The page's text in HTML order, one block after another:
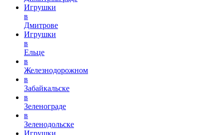
Игрушки
в
Дмитрове
Игрушки
в
Ельце
в
Железнодорожном
в
Забайкальске
в
Зеленограде
в
Зеленодольске
Игрушки